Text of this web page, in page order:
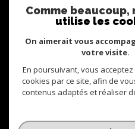
NOUS
© 2026 | Tous
Comme beaucoup,
utilise les
On aimerait vous
votre visite.
En poursuivant, vous
cookies par ce site, afin de
contenus adaptés et réaliser